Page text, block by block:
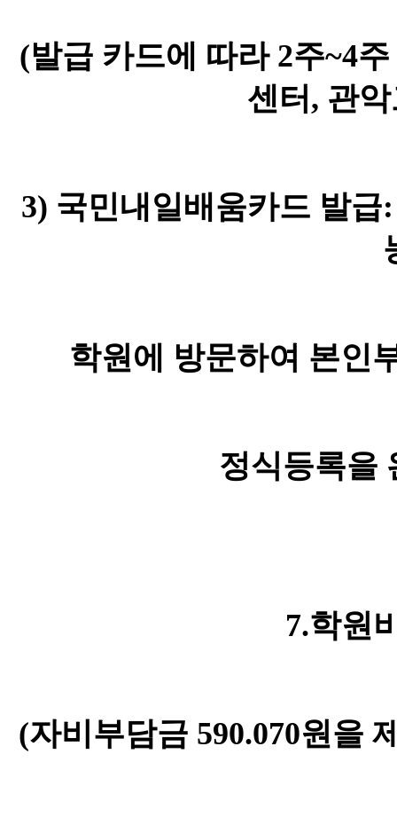
(발급 카드에 따라 2주~4주
센터 , 관
3) 국민내일배움카드 발급
학원에 방문하여 본인
정식등록을
7.학원
(자비부담금 590.070원을